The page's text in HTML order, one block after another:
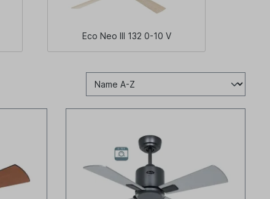
Eco Neo III 132 0-10 V